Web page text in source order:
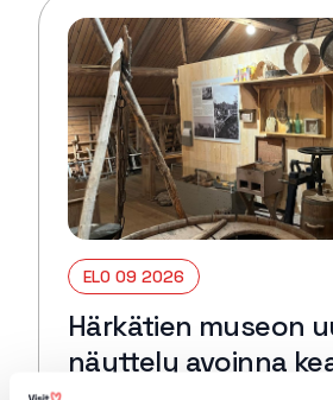
ELO 09 2026
Härkätien museon
näyttely avoinna